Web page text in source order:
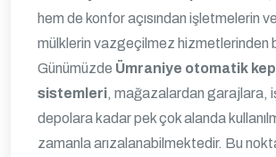
hem de konfor açısından işletmelerin
mülklerin vazgeçilmez hizmetlerinden
Günümüzde Ümraniye otomatik
sistemleri, mağazalardan garajlara,
depolara kadar pek çok alanda
zamanla arızalanabilmektedir. Bu